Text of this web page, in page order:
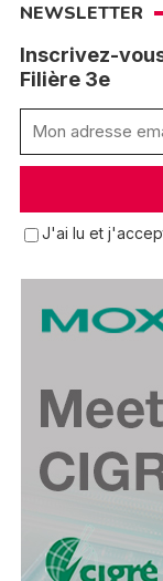
NEWSLETTER
Inscrivez-
Filière 3e
J'ai lu et